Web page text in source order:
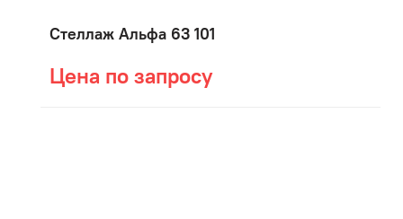
Стеллаж Альфа 63 101
Цена по запросу